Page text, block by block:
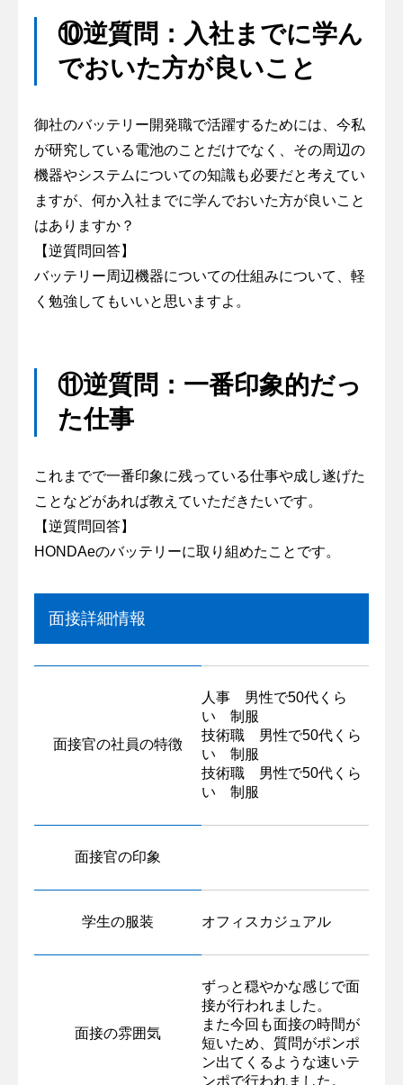
⑩逆質問：入社までに学ん
でおいた方が良いこと
御社のバッテリー開発職で活躍するためには、今私
が研究している電池のことだけでなく、その周辺の
機器やシステムについての知識も必要だと考えてい
ますが、何か入社までに学んでおいた方が良いこと
はありますか？
【逆質問回答】
バッテリー周辺機器についての仕組みについて、軽
く勉強してもいいと思いますよ。
⑪逆質問：一番印象的だっ
た仕事
これまでで一番印象に残っている仕事や成し遂げた
ことなどがあれば教えていただきたいです。
【逆質問回答】
HONDAeのバッテリーに取り組めたことです。
面接詳細情報
面接官の社員の特徴
人事 男性で50代くら
い 制服
技術職 男性で50代くら
い 制服
技術職 男性で50代くら
い 制服
面接官の印象
学生の服装 オフィスカジュアル
面接の雰囲気
ずっと穏やかな感じで面
接が行われました。
また今回も面接の時間が
短いため、質問がポンポ
ン出てくるような速いテ
ンポで行われました。